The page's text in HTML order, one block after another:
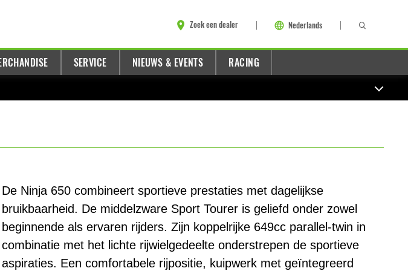
Zoek een dealer Nederlands
SERVICE NIEUWS & EVENTS RACING
De Ninja 650 combineert sportieve prestaties met dagelijkse
bruikbaarheid. De middelzware Sport Tourer is geliefd onder zowel
beginnende als ervaren rijders. Zijn koppelrijke 649cc parallel-twin in
combinatie met het lichte rijwielgedeelte onderstrepen de sportieve
aspiraties. Een comfortabele rijpositie, kuipwerk met geïntegreerd